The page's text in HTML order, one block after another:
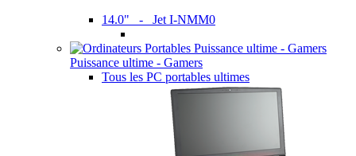
14.0" - Jet I-NMM0
Puissance ultime - Gamers
Tous les PC portables ultimes